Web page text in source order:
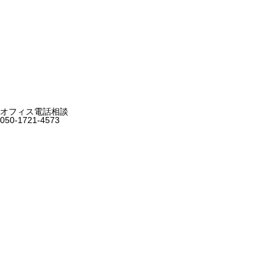
オフィス電話相談
050-1721-4573